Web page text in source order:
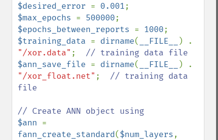
$desired_error = 0.001
$max_epochs = 500000
$epochs_between_reports = 1000
$training_data = dirname( __FILE__
"/xor.data" ;
$ann_save_file = dirname( __FILE__
"/xor_float.net" ; // training data
file
$ann
fann_create_standard($num_layers